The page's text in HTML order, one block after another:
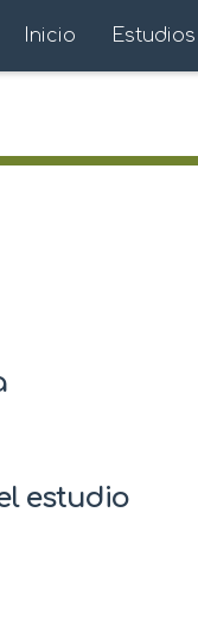
Inicio Estudios
estudio